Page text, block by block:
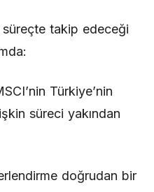
süreçte takip edeceği
Türkiye’nin
süreci yakından
doğrudan bir